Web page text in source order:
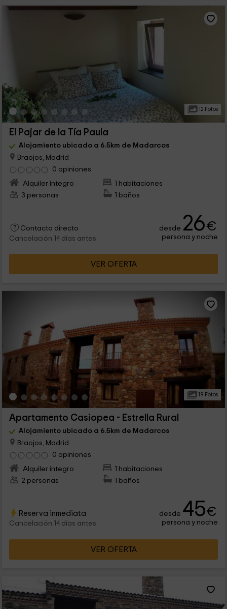
12 Fotos
El Pajar de la Tía Paula
Alojamiento ubicado a 6.5km de Madarcos
Braojos, Madrid
0 opiniones
Alquiler íntegro
1 habitaciones
3 personas
1 baños
Contacto directo
Cancelación 14 días antes
desde 26€
persona y noche
VER OFERTA
19 Fotos
Apartamento Casiopea - Estrella Rural
Alojamiento ubicado a 6.5km de Madarcos
Braojos, Madrid
0 opiniones
Alquiler íntegro
1 habitaciones
2 personas
1 baños
Reserva inmediata
Cancelación 14 días antes
desde 45€
persona y noche
VER OFERTA